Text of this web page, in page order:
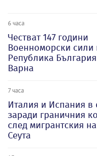
6 часа
Честват 147 години
Военноморски сили
Република
Варна
7 часа
Италия и Испания в
заради граничния
след мигрантския
Сеута